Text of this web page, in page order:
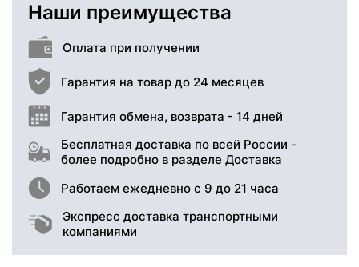
Наши преимущества
Оплата при получении
Гарантия на товар до 24 месяцев
Гарантия обмена, возврата - 14 дней
Бесплатная доставка по всей России -
более подробно в разделе Доставка
Работаем ежедневно с 9 до 21 часа
Экспресс доставка транспортными
компаниями